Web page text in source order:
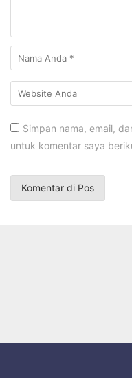
Simpan nama, email,
untuk komentar saya